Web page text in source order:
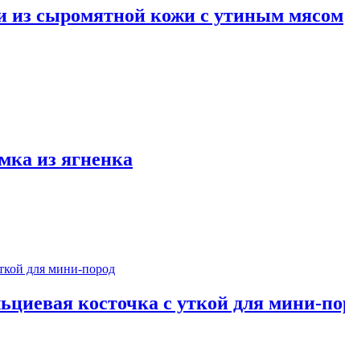
из сыромятной кожи с утиным мясом
из ягненка
косточка с уткой для мини-